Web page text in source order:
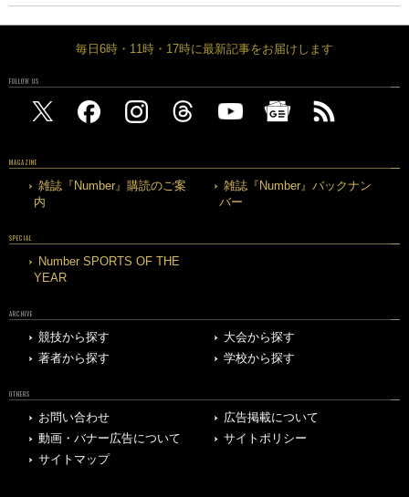
毎日6時・11時・17時に最新記事をお届けします
FOLLOW US
MAGAZINE
雑誌『Number』購読のご案
内
雑誌『Number』バックナン
バー
SPECIAL
Number SPORTS OF THE
YEAR
ARCHIVE
競技から探す
大会から探す
著者から探す
学校から探す
OTHERS
お問い合わせ
広告掲載について
動画・バナー広告について
サイトポリシー
サイトマップ